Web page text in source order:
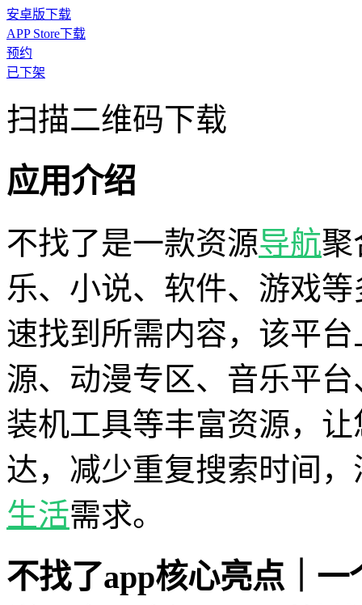
安卓版下载
APP Store下载
预约
已下架
扫描二维码下载
应用介绍
不找了是一款资源导航聚
乐、小说、软件、游戏
速找到所需内容，该平
源、动漫专区、音乐平
装机工具等丰富资源，
达，减少重复搜索时间
生活需求。
不找了app核心亮点｜